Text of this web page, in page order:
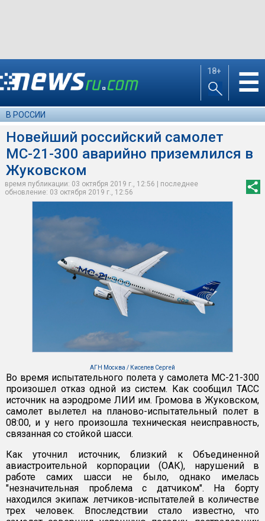
18+ ☰
В РОССИИ
Новейший российский самолет
МС-21-300 аварийно приземлился в
Жуковском
время публикации: 03 октября 2019 г., 12:56 | последнее
обновление: 03 октября 2019 г., 12:56
АГН Москва / Киселев Сергей
Во время испытательного полета у самолета МС-21-300
произошел отказ одной из систем. Как сообщил ТАСС
источник на аэродроме ЛИИ им. Громова в Жуковском,
самолет вылетел на планово-испытательный полет в
08:00, и у него произошла техническая неисправность,
связанная со стойкой шасси.
Как уточнил источник, близкий к Объединенной
авиастроительной корпорации (ОАК), нарушений в
работе самих шасси не было, однако имелась
"незначительная проблема с датчиком". На борту
находился экипаж летчиков-испытателей в количестве
трех человек. Впоследствии стало известно, что